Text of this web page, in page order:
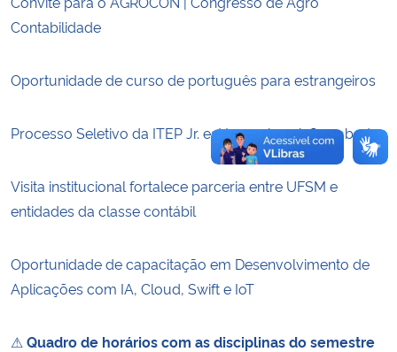
Planalto
Contabilidade
Oportunidade de curso de português para estrangeiros
Processo Seletivo da ITEP Jr. está com inscrições abertas
Visita institucional fortalece parceria entre UFSM e
entidades da classe contábil
Oportunidade de capacitação em Desenvolvimento de
Aplicações com IA, Cloud, Swift e IoT
⚠ Quadro de horários com as disciplinas do semestre